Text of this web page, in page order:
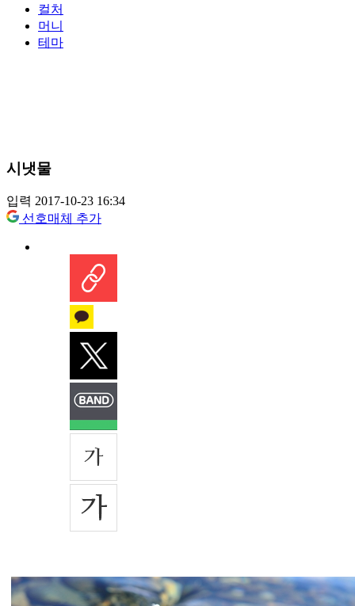
컬처
머니
테마
시냇물
입력 2017-10-23 16:34
선호매체 추가